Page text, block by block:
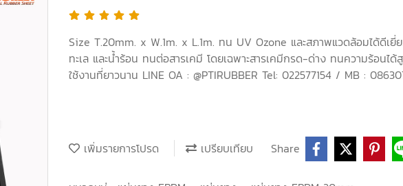
Size T.20mm. x W.1m. x L.1m. ทน UV Ozone และสภาพแวดล้อมได้ดีเ
ทะเล และน้ำร้อน ทนต่อสารเคมี โดยเฉพาะสารเคมีกรด-ด่าง ทนความร้อนได้
ใช้งานที่ยาวนาน LINE OA : @PTIRUBBER Tel: 022577154 / MB :
เพิ่มรายการโปรด เปรียบเทียบ Share